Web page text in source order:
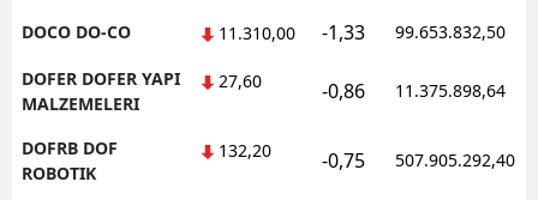
DOCO DO-CO 11.310,00 -1,33 99.653.832,50
DOFER DOFER YAPI
MALZEMELERI
27,60 -0,86 11.375.898,64
DOFRB DOF
ROBOTIK
132,20 -0,75 507.905.292,40